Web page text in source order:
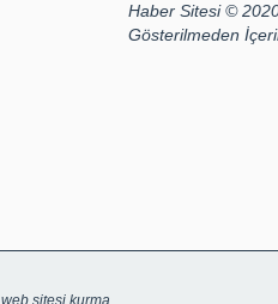
Haber Sitesi ©
Gösterilmeden
web sitesi kurma